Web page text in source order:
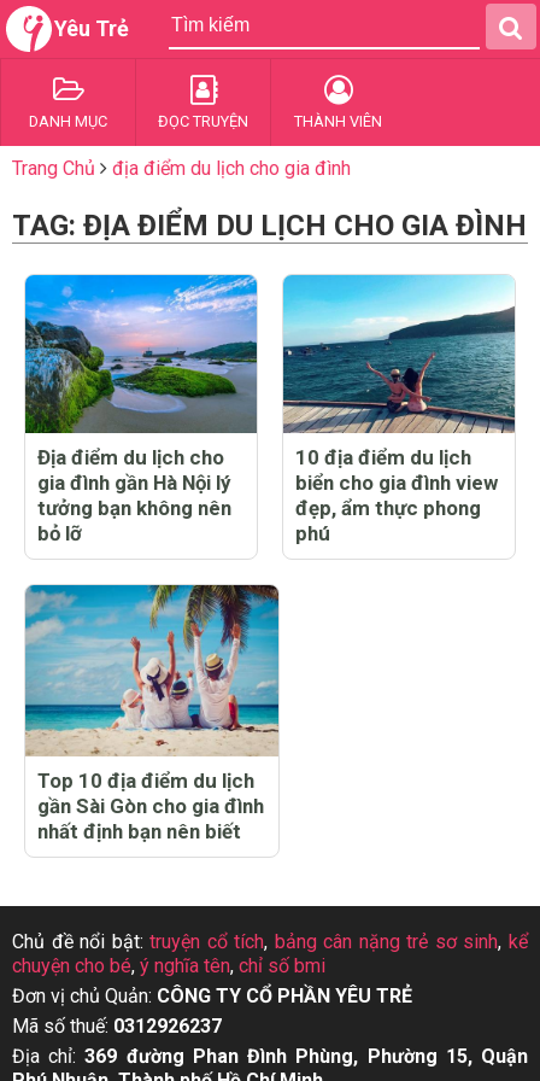
Yêu Trẻ
DANH MỤC ĐỌC TRUYỆN THÀNH VIÊN
Trang Chủ địa điểm du lịch cho gia đình
TAG: ĐỊA ĐIỂM DU LỊCH CHO GIA ĐÌNH
Địa điểm du lịch cho
gia đình gần Hà Nội lý
tưởng bạn không nên
bỏ lỡ
10 địa điểm du lịch
biển cho gia đình view
đẹp, ẩm thực phong
phú
Top 10 địa điểm du lịch
gần Sài Gòn cho gia đình
nhất định bạn nên biết
Chủ đề nổi bật:truyện cổ tích, bảng cân nặng trẻ sơ sinh, kể
chuyện cho bé, ý nghĩa tên, chỉ số bmi
Đơn vị chủ Quản: CÔNG TY CỔ PHẦN YÊU TRẺ
Mã số thuế: 0312926237
Địa chỉ:369 đường Phan Đình Phùng, Phường 15, Quận